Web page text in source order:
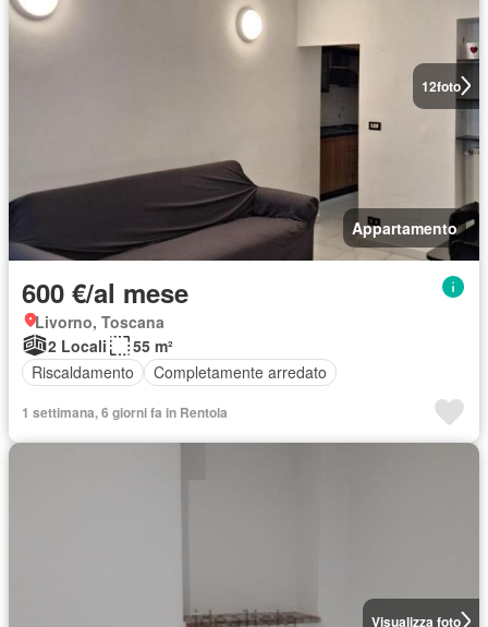
12foto
Appartamento
600 €/al mese
Livorno, Toscana
2 Locali
55 m²
Riscaldamento
Completamente arredato
1 settimana, 6 giorni fa in Rentola
Visualizza foto